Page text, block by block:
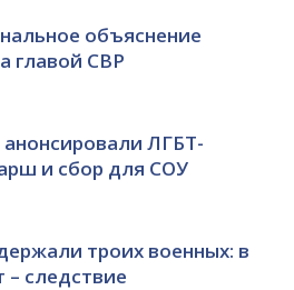
объяснение
главой СВР
ЛГБТ-
и сбор для СОУ
троих военных: в
следствие